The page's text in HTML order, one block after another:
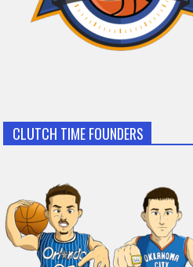
CLUTCH TIME FOUNDERS